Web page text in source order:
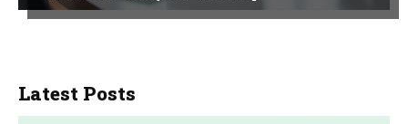
Latest Posts